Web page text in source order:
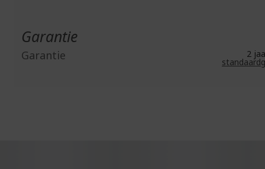
Garantie
Garantie 2